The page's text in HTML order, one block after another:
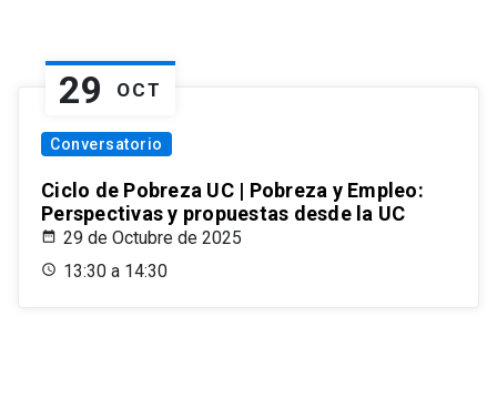
29 OCT
Conversatorio
Ciclo de Pobreza UC | Pobreza y Empleo:
Perspectivas y propuestas desde la UC
29 de Octubre de 2025
13:30 a 14:30